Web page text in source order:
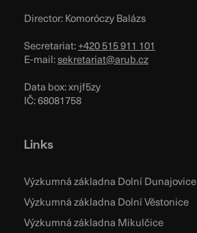
Director: Komoróczy Balázs
Secretariat:+420 515 911 101
E-mail:sekretariat@arub.cz
Data box: xnjf5zy
IČ: 68081758
Links
Výzkumná základna Dolní Dunajovice
Výzkumná základna Dolní Věstonice
Výzkumná základna Mikulčice